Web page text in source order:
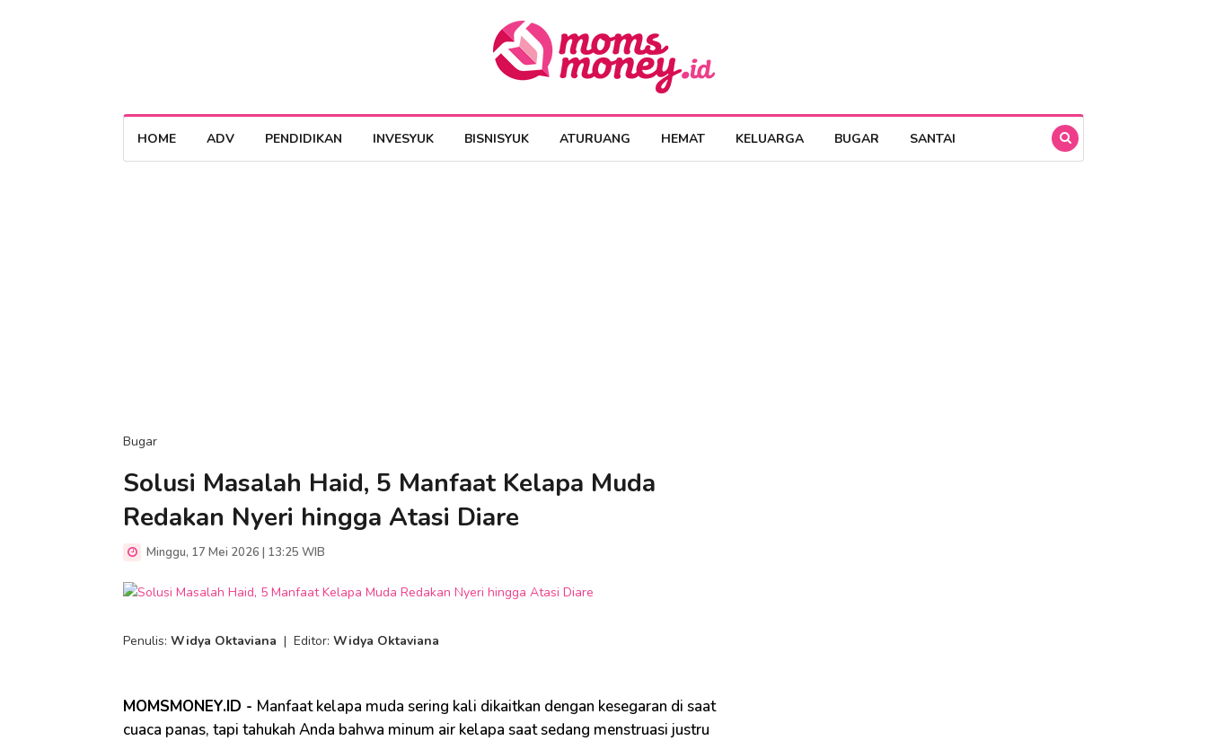
HOME ADV PENDIDIKAN INVESYUK BISNISYUK ATURUANG HEMAT KELUARGA BUGAR SANTAI
Bugar
Solusi Masalah Haid, 5 Manfaat Kelapa Muda
Redakan Nyeri hingga Atasi Diare
Minggu, 17 Mei 2026 | 13:25 WIB
Penulis: Widya Oktaviana | Editor: Widya Oktaviana
MOMSMONEY.ID - Manfaat kelapa muda sering kali dikaitkan dengan kesegaran di saat
cuaca panas, tapi tahukah Anda bahwa minum air kelapa saat sedang menstruasi justru